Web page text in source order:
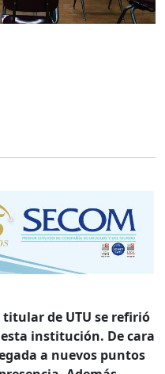
titular de UTU se refirió
institución. De cara
a nuevos puntos